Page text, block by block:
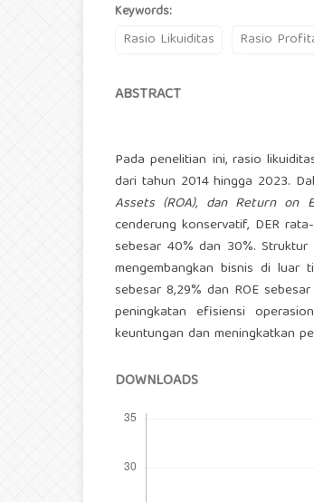
Keywords:
Rasio Likuiditas Rasio
ABSTRACT
Pada penelitian ini, rasio
dari tahun 2014 hingga 2023.
Assets (ROA), dan Return on
cenderung konservatif, DER
sebesar 40% dan 30%.
mengembangkan bisnis di luar
sebesar 8,29% dan ROE
peningkatan efisiensi
keuntungan dan meningkatkan
DOWNLOADS